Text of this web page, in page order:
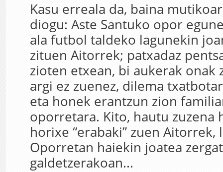
Kasu erreala da, baina
diogu: Aste Santuko opor
ala futbol taldeko lagunekin
zituen Aitorrek; patxadaz
zioten etxean, bi aukerak onak
argi ez zuenez, dilema
eta honek erantzun zion
oporretara. Kito, hautu zuzena
horixe “erabaki” zuen Aitorrek,
Oporretan haiekin joatea
galdetzerakoan...